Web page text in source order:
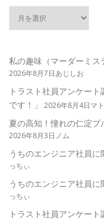
私の趣味（マーダーミ
2026年8月7日あじしお
トラスト社員アンケー
です！」
2026年8月4日マト
夏の高知！憧れの仁淀ブ
2026年8月3日ノム
うちのエンジニア社員
っちぃ
うちのエンジニア社員
っちぃ
トラスト社員アンケー